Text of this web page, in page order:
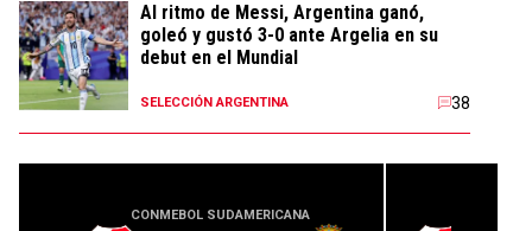
Al ritmo de Messi, Argentina ganó,
goleó y gustó 3-0 ante Argelia en su
debut en el Mundial
SELECCIÓN ARGENTINA 38
CONMEBOL SUDAMERICANA